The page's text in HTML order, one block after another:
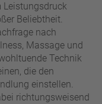
Leistungsdruck
Beliebtheit.
nach
Massage und
Technik
die den
einstellen.
richtungsweisend